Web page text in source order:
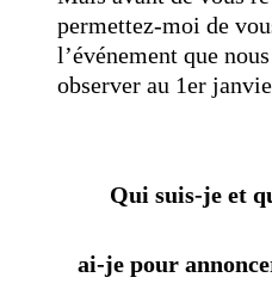
permettez-moi de
l’événement que
observer au 1er
Qui suis-je et
ai-je pour